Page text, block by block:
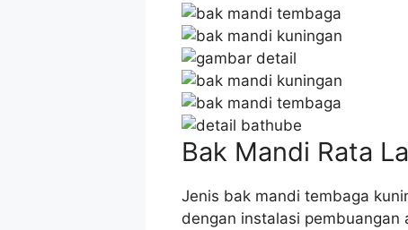
Bak Mandi Rata
Jenis bak mandi tembaga
dengan instalasi